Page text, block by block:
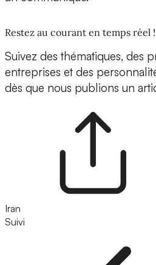
Restez au courant en temps réel !
Suivez des thématiques, des
entreprises et des
dès que nous publions un
Iran
Suivi